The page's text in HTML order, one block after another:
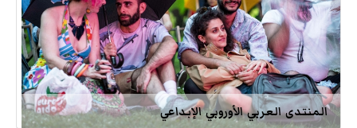
المنتدى العربي الأوروبي الإبداعي